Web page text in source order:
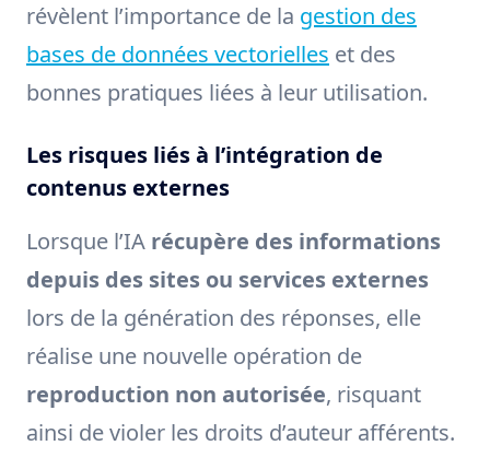
révèlent l’importance de la gestion des
bases de données vectorielles et des
bonnes pratiques liées à leur utilisation.
Les risques liés à l’intégration de
contenus externes
Lorsque l’IA récupère des informations
depuis des sites ou services externes
lors de la génération des réponses, elle
réalise une nouvelle opération de
reproduction non autorisée, risquant
ainsi de violer les droits d’auteur afférents.